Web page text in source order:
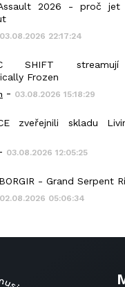
2026 - proč
03.08.2026 22:17:24
SHIFT
Frozen
- 03.08.2026 15:18:29
zveřejnili skladu
03.08.2026 12:05:25
- Grand Serpent
02.08.2026 05:06:34